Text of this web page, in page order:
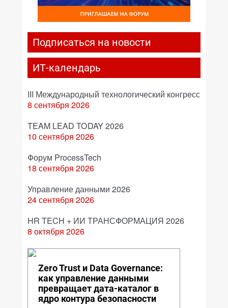
Подписаться на новости
ИТ-календарь
III Международный технологический конгресс
8 сентября 2026
TEAM LEAD TODAY 2026
10 сентября 2026
Форум ProcessTech
18 сентября 2026
Управление данными 2026
24 сентября 2026
HR TECH + ИИ ТРАНСФОРМАЦИЯ 2026
8 октября 2026
Zero Trust и Data Governance:
как управление данными
превращает дата-каталог в
ядро контура безопасности